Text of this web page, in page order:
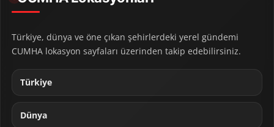
Türkiye, dünya ve öne çıkan şehirlerdeki yerel gündemi
CUMHA lokasyon sayfaları üzerinden takip edebilirsiniz.
Türkiye
Dünya